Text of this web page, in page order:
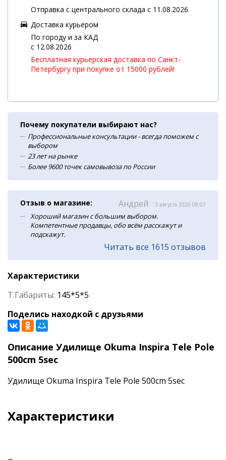
Отправка с центрального склада с 11.08.2026
Доставка курьером
По городу и за КАД
c 12.08.2026
Бесплатная курьерская доставка по Санкт-
Петербургу при покупке от 15000 рублей!
Почему покупатели выбирают нас?
Профессиональные консультации - всегда поможем с
выбором
23 лет на рынке
Более 9600 точек самовывоза по России
Отзыв о магазине: Андрей 5 августа 2026 08:07
Хороший магазин с большим выбором.
Компетентные продавцы, обо всём расскажут и
подскажут.
Читать все 1615 отзывов
Характеристики
Т.Габариты: 145*5*5
Поделись находкой с друзьями
Описание Удилище Okuma Inspira Tele Pole
500cm 5sec
Удилище Okuma Inspira Tele Pole 500cm 5sec
Характеристики